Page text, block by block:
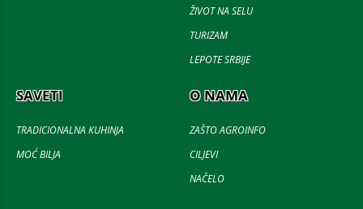
ŽIVOT NA SELU
TURIZAM
LEPOTE SRBIJE
SAVETI
TRADICIONALNA KUHINJA
MOĆ BILJA
O NAMA
ZAŠTO AGROINFO
CILJEVI
NAČELO